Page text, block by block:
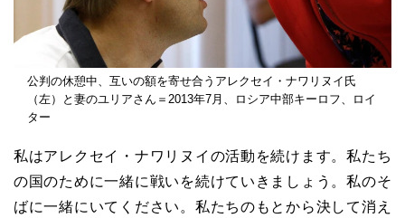
公判の休憩中、互いの額を寄せ合うアレクセイ・ナワリヌイ氏
（左）と妻のユリアさん＝2013年7月、ロシア中部キーロフ、ロイ
ター
私はアレクセイ・ナワリヌイの活動を続けます。私たち
の国のために一緒に戦いを続けていきましょう。私のそ
ばに一緒にいてください。私たちのもとから決して消え